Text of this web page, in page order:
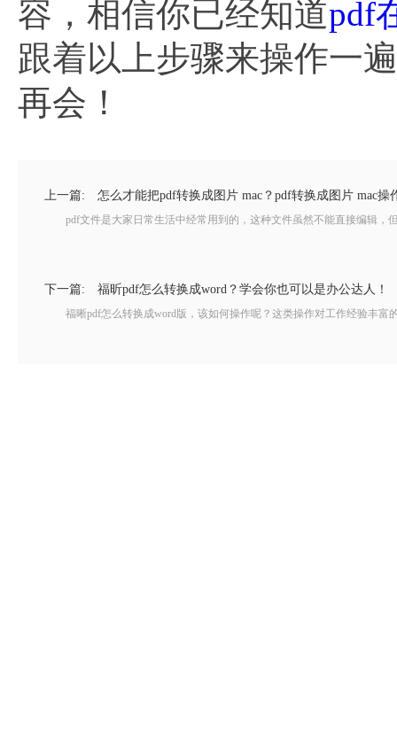
容，相信你已经知道pdf
跟着以上步骤来操作一
再会！
上一篇: 怎么才能把pdf转换成图片 mac？pdf转换成图片 mac操
pdf文件是大家日常生活中经常用到的，这种文件虽然不能直接编辑，
下一篇: 福昕pdf怎么转换成word？学会你也可以是办公达人！
福晰pdf怎么转换成word版，该如何操作呢？这类操作对工作经验丰富